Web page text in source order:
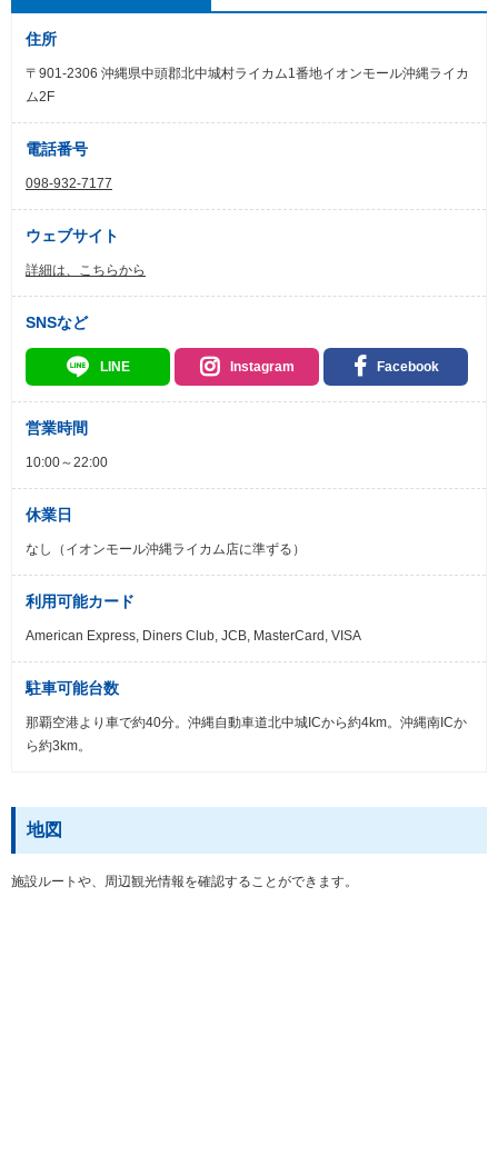
住所
〒901-2306 沖縄県中頭郡北中城村ライカム1番地イオンモール沖縄ライカ
ム2F
電話番号
098-932-7177
ウェブサイト
詳細は、こちらから
SNSなど
LINE Instagram Facebook
営業時間
10:00～22:00
休業日
なし（イオンモール沖縄ライカム店に準ずる）
利用可能カード
American Express, Diners Club, JCB, MasterCard, VISA
駐車可能台数
那覇空港より車で約40分。沖縄自動車道北中城ICから約4km。沖縄南ICか
ら約3km。
地図
施設ルートや、周辺観光情報を確認することができます。